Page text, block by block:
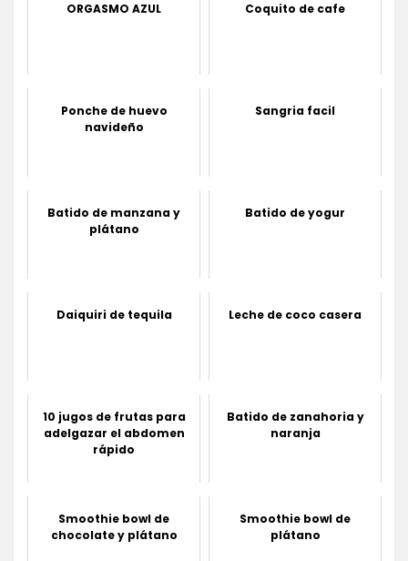
ORGASMO AZUL Coquito de cafe
Ponche de huevo
navideño
Sangria facil
Batido de manzana y
plátano
Batido de yogur
Daiquiri de tequila Leche de coco casera
10 jugos de frutas para
adelgazar el abdomen
rápido
Batido de zanahoria y
naranja
Smoothie bowl de
chocolate y plátano
Smoothie bowl de
plátano